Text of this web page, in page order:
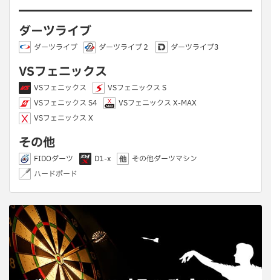
ダーツライブ
ダーツライブ ダーツライブ２ ダーツライブ3
VSフェニックス
VSフェニックス
VSフェニックス S
VSフェニックス S4
VSフェニックス X-MAX
VSフェニックス X
その他
FIDOダーツ D1-x
その他ダーツマシン
ハードボード